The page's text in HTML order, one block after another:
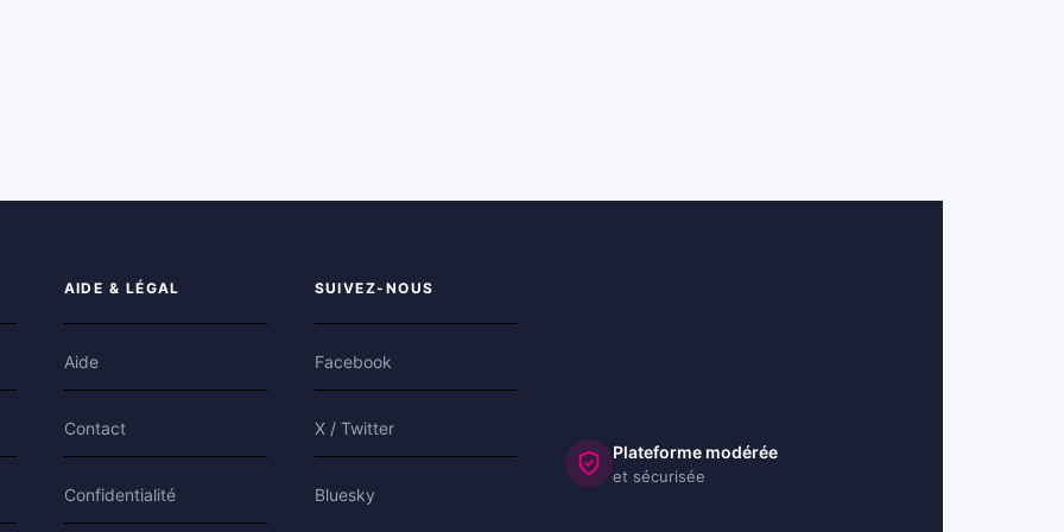
AIDE & LÉGAL
Aide
Contact
Confidentialité
SUIVEZ-NOUS
Facebook
X / Twitter
Bluesky
Plateforme modérée
et sécurisée